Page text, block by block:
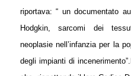
riportava: “ un documentato
Hodgkin, sarcomi dei
neoplasie nell’infanzia per la
degli impianti di incenerimento”.